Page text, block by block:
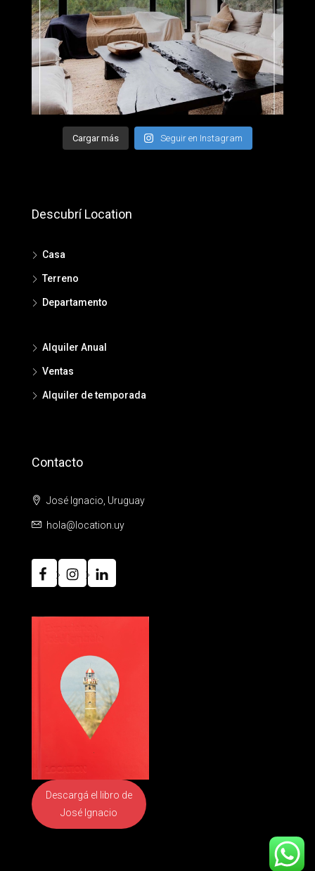
Cargar más Seguir en Instagram
Descubrí Location
Casa
Terreno
Departamento
Alquiler Anual
Ventas
Alquiler de temporada
Contacto
José Ignacio, Uruguay
hola@location.uy
Descargá el libro de
José Ignacio